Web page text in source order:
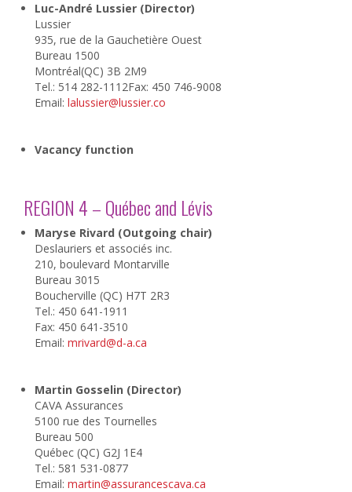
Luc-André Lussier (Director)
Lussier
935, rue de la Gauchetière Ouest
Bureau 1500
Montréal(QC) 3B 2M9
Tel.: 514 282-1112Fax: 450 746-9008
Email: lalussier@lussier.co
Vacancy function
REGION 4 – Québec and Lévis
Maryse Rivard (Outgoing chair)
Deslauriers et associés inc.
210, boulevard Montarville
Bureau 3015
Boucherville (QC) H7T 2R3
Tel.: 450 641-1911
Fax: 450 641-3510
Email: mrivard@d-a.ca
Martin Gosselin (Director)
CAVA Assurances
5100 rue des Tournelles
Bureau 500
Québec (QC) G2J 1E4
Tel.: 581 531-0877
Email: martin@assurancescava.ca